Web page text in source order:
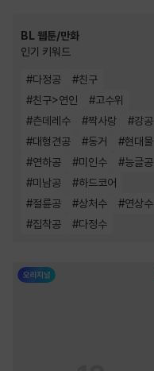
BL 웹툰/만화
인기 키워드
#다정공 #친구
#친구>연인 #고수위
#츤데레수 #짝사랑 #강공
#대형견공 #동거 #현대물
#연하공 #미인수 #능글공
#미남공 #하드코어
#절륜공 #상처수 #연상수
#집착공 #다정수